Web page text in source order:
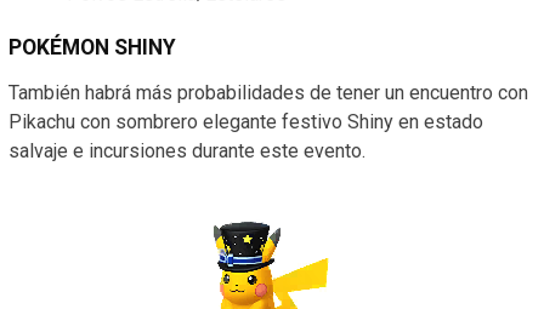
POKÉMON SHINY
También habrá más probabilidades de tener un encuentro con
Pikachu con sombrero elegante festivo Shiny en estado
salvaje e incursiones durante este evento.